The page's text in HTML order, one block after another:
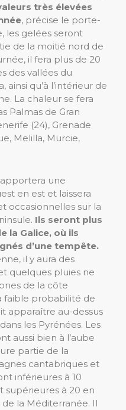
très élevées
, précise le porte-
les gelées seront
de la moitié nord de
il fera plus de 20
des vallées du
ainsi qu’à l’intérieur de
La chaleur se fera
Palmas de Gran
(24), Grenade
Melilla, Murcie,
une
en est et laissera
occasionnelles sur la
Ils seront plus
la Galice, où ils
d’une tempête.
il y aura des
quelques pluies ne
de la côte
faible probabilité de
apparaître au-dessus
les Pyrénées. Les
aussi bien à l’aube
partie de la
cantabriques et
inférieures à 10
supérieures à 20 en
la Méditerranée. Il